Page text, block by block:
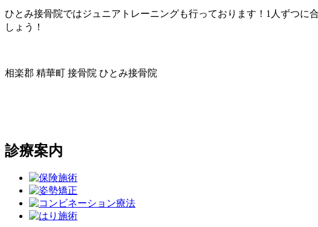
ひとみ接骨院ではジュニアトレーニングも行っております！1人ずつ
しょう！
相楽郡 精華町 接骨院 ひとみ接骨院
診療案内